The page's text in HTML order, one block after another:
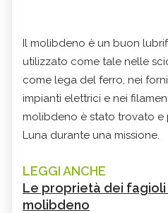
Il molibdeno è un buon
utilizzato come tale nelle
come lega del ferro, nei
impianti elettrici e nei
molibdeno è stato trovato e
Luna durante una missione.
LEGGI ANCHE
Le proprietà dei fagioli
molibdeno